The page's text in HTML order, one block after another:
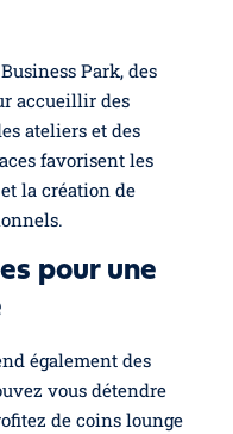
Park, des
accueillir des
ateliers et des
favorisent les
et la création de
pour une
également des
vous détendre
de coins lounge